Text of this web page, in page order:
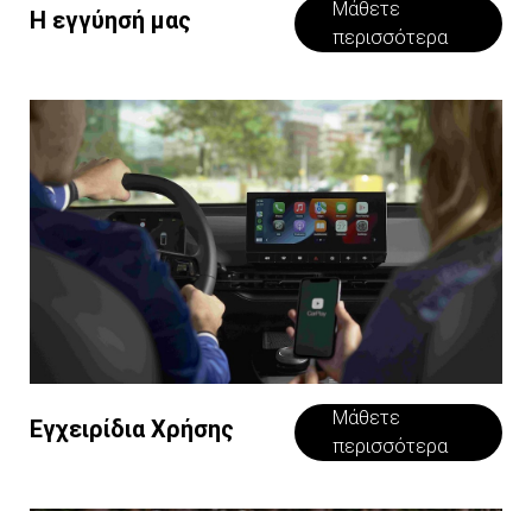
Η εγγύησή μας
Μάθετε
περισσότερα
Εγχειρίδια Χρήσης
Μάθετε
περισσότερα